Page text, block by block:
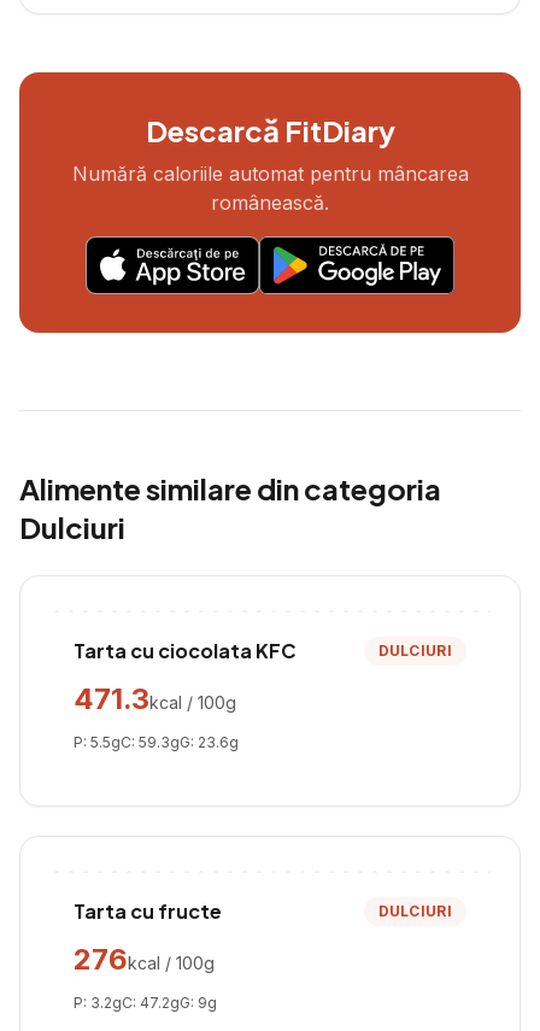
Descarcă FitDiary
Numără caloriile automat pentru mâncarea
românească.
Alimente similare din categoria
Dulciuri
Tarta cu ciocolata KFC DULCIURI
471.3kcal / 100g
P: 5.5gC: 59.3gG: 23.6g
Tarta cu fructe DULCIURI
276kcal / 100g
P: 3.2gC: 47.2gG: 9g